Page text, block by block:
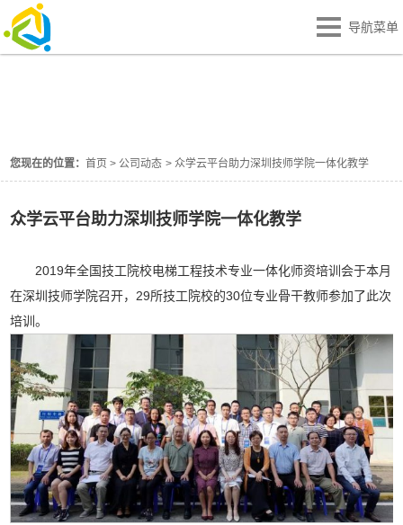
导航菜单
您现在的位置：首页 > 公司动态 >众学云平台助力深圳技师学院一体化教学
众学云平台助力深圳技师学院一体化教学
2019年全国技工院校电梯工程技术专业一体化师资培训会于本月
在深圳技师学院召开，29所技工院校的30位专业骨干教师参加了此次
培训。